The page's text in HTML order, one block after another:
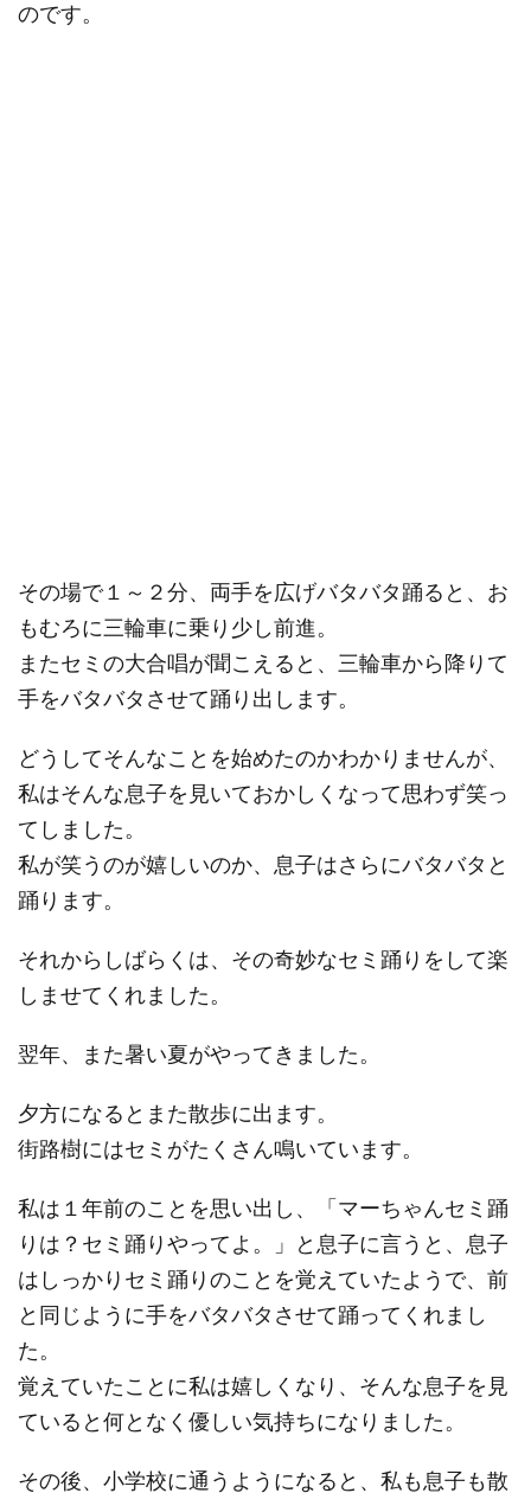
のです。
その場で１～２分、両手を広げバタバタ踊ると、お
もむろに三輪車に乗り少し前進。
またセミの大合唱が聞こえると、三輪車から降りて
手をバタバタさせて踊り出します。
どうしてそんなことを始めたのかわかりませんが、
私はそんな息子を見いておかしくなって思わず笑っ
てしました。
私が笑うのが嬉しいのか、息子はさらにバタバタと
踊ります。
それからしばらくは、その奇妙なセミ踊りをして楽
しませてくれました。
翌年、また暑い夏がやってきました。
夕方になるとまた散歩に出ます。
街路樹にはセミがたくさん鳴いています。
私は１年前のことを思い出し、「マーちゃんセミ踊
りは？セミ踊りやってよ。」と息子に言うと、息子
はしっかりセミ踊りのことを覚えていたようで、前
と同じように手をバタバタさせて踊ってくれまし
た。
覚えていたことに私は嬉しくなり、そんな息子を見
ていると何となく優しい気持ちになりました。
その後、小学校に通うようになると、私も息子も散